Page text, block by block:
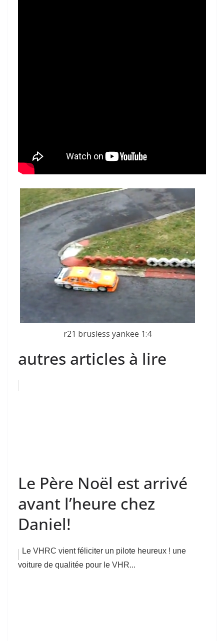
r21 brusless yankee 1:4
autres articles à lire
Le Père Noël est arrivé
avant l’heure chez
Daniel!
Le VHRC vient féliciter un pilote heureux ! une
voiture de qualitée pour le VHR...